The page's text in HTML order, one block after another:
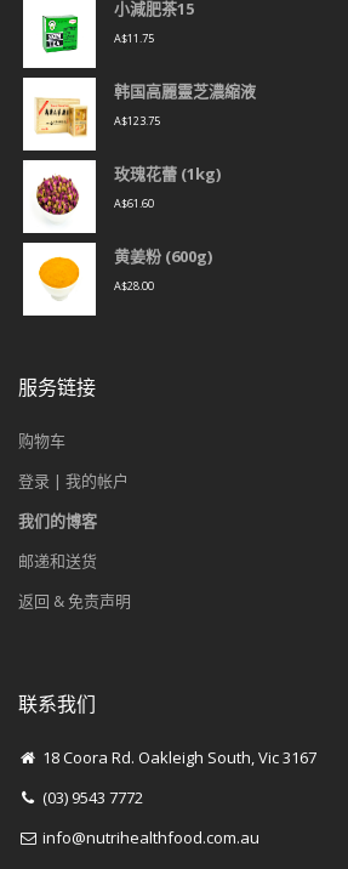
小減肥茶15
A$11.75
韩国高麗靈芝濃縮液
A$123.75
玫瑰花蕾 (1kg)
A$61.60
黄姜粉 (600g)
A$28.00
服务链接
购物车
登录 | 我的帐户
我们的博客
邮递和送货
返回 & 免责声明
联系我们
18 Coora Rd. Oakleigh South, Vic 3167
(03) 9543 7772
info@nutrihealthfood.com.au